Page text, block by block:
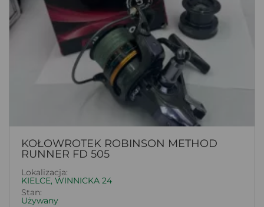
KOŁOWROTEK ROBINSON METHOD
RUNNER FD 505
Lokalizacja:
KIELCE, WINNICKA 24
Stan:
Używany